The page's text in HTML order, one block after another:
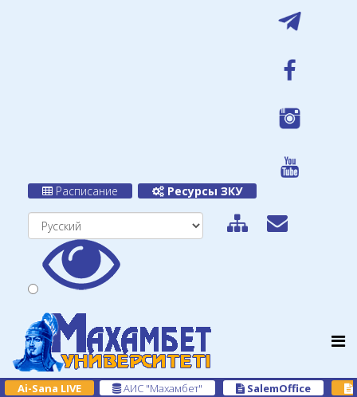
Расписание Ресурсы ЗКУ
Ai-Sana LIVE АИС "Махамбет"
SalemOffice